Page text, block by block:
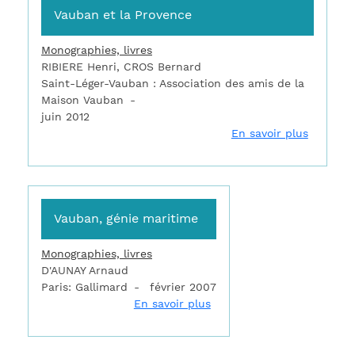
Vauban et la Provence
Monographies, livres
RIBIERE Henri, CROS Bernard
Saint-Léger-Vauban : Association des amis de la
Maison Vauban
juin 2012
En savoir plussur
Vauban, génie maritime
Monographies, livres
D'AUNAY Arnaud
Paris: Gallimard
février 2007
En savoir plussur Vauban, génie